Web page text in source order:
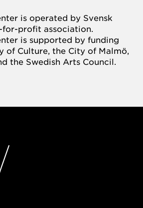
is operated by Svensk
for-profit association.
is supported by funding
of Culture, the City of Malmö,
the Swedish Arts Council.